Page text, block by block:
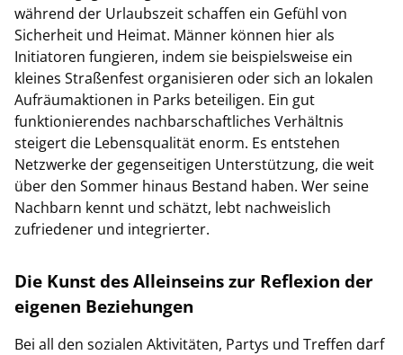
während der Urlaubszeit schaffen ein Gefühl von
Sicherheit und Heimat. Männer können hier als
Initiatoren fungieren, indem sie beispielsweise ein
kleines Straßenfest organisieren oder sich an lokalen
Aufräumaktionen in Parks beteiligen. Ein gut
funktionierendes nachbarschaftliches Verhältnis
steigert die Lebensqualität enorm. Es entstehen
Netzwerke der gegenseitigen Unterstützung, die weit
über den Sommer hinaus Bestand haben. Wer seine
Nachbarn kennt und schätzt, lebt nachweislich
zufriedener und integrierter.
Die Kunst des Alleinseins zur Reflexion der
eigenen Beziehungen
Bei all den sozialen Aktivitäten, Partys und Treffen darf